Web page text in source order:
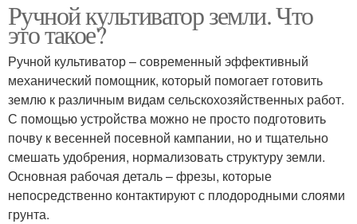
Ручной культиватор земли. Что
это такое?
Ручной культиватор – современный эффективный
механический помощник, который помогает готовить
землю к различным видам сельскохозяйственных работ.
С помощью устройства можно не просто подготовить
почву к весенней посевной кампании, но и тщательно
смешать удобрения, нормализовать структуру земли.
Основная рабочая деталь – фрезы, которые
непосредственно контактируют с плодородными слоями
грунта.